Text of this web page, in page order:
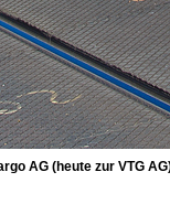
AG (heute zur VTG